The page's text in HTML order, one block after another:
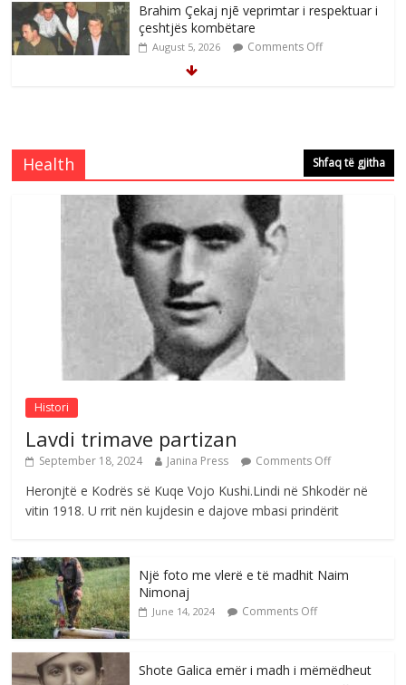
Brahim Çekaj njē veprimtar i respektuar i
çeshtjës kombëtare
August 5, 2026 Comments Off
e invalidëve në Fushë Kosovë
Comments Off
Çlirimtari Agron Gërvalla me takime pune
në atdhe të shoqerisë Levizja
August 3, 2026 Comments Off
Postim me vlera nga artistja e mirëfilltë
Mimoza Gjoni
August 6, 2026 Comments Off
Health Shfaq të gjitha
Histori
Lavdi trimave partizan
September 18, 2024 Janina Press Comments Off
Heronjtë e Kodrës së Kuqe Vojo Kushi.Lindi në Shkodër në
vitin 1918. U rrit nën kujdesin e dajove mbasi prindërit
Një foto me vlerë e të madhit Naim
Nimonaj
June 14, 2024 Comments Off
Shote Galica emër i madh i mëmëdheut